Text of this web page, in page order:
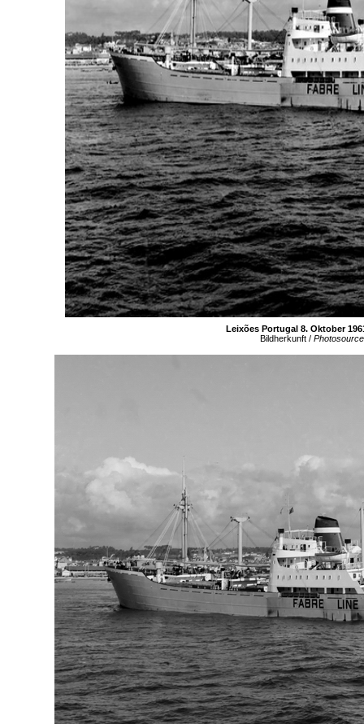
Leixões Portugal 8. Oktober
Bildherkunft / Photosource